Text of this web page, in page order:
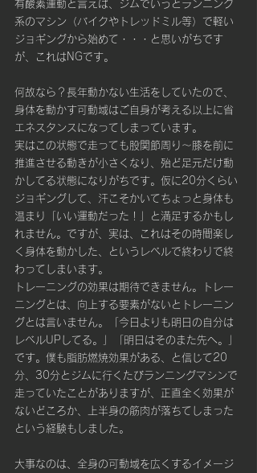
有酸素運動と言えば、ジムでいうとランニング
系のマシン（バイクやトレッドミル等）で軽い
ジョギングから始めて・・・と思いがちです
が、これはNGです。
何故なら？長年動かない生活をしていたので、
身体を動かす可動域はご自身が考える以上に省
エネスタンスになってしまっています。
実はこの状態で走っても股関節周り～膝を前に
推進させる動きが小さくなり、殆ど足元だけ動
かしてる状態になりがちです。仮に20分くらい
ジョギングして、汗こそかいてちょっと身体も
温まり「いい運動だった！」と満足するかもし
れません。ですが、実は、これはその時間楽し
く身体を動かした、というレベルで終わりで終
わってしまいます。
トレーニングの効果は期待できません。トレー
ニングとは、向上する要素がないとトレーニン
グとは言いません。「今日よりも明日の自分は
レベルUPしてる。」「明日はそのまた先へ。」
です。僕も脂肪燃焼効果がある、と信じて20
分、30分とジムに行くたびランニングマシンで
走っていたことがありますが、正直全く効果が
ないどころか、上半身の筋肉が落ちてしまった
という経験もしました。
大事なのは、全身の可動域を広くするイメージ